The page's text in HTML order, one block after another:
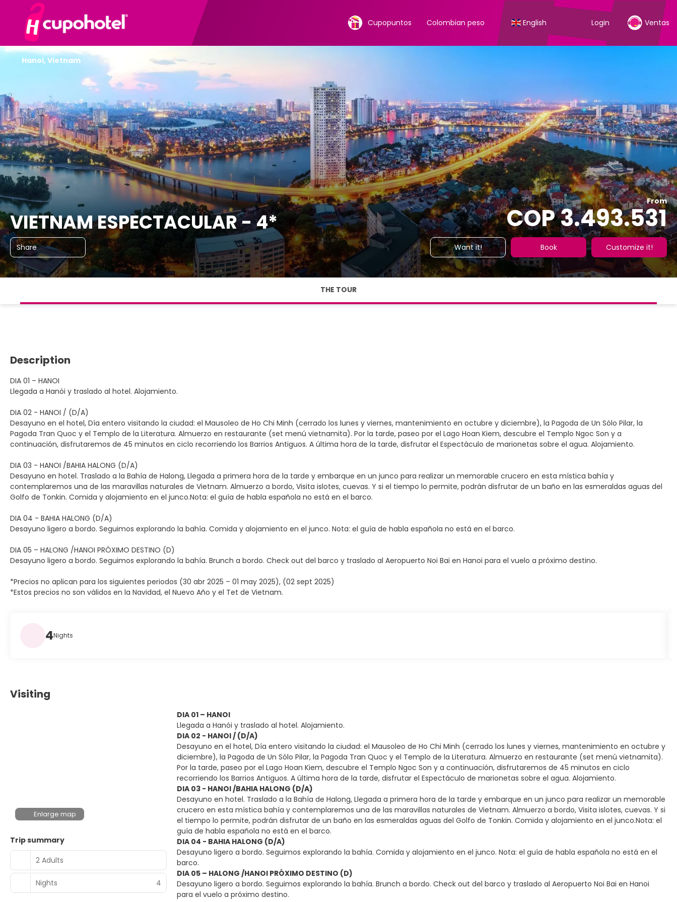
Cupopuntos Colombian peso English Login Ventas
VIETNAM ESPECTACULAR - 4*
From
COP 3.493.531
Share Want it! Book Customize it!
Hanoi, Vietnam
THE TOUR
Description
DIA 01 – HANOI
Llegada a Hanói y traslado al hotel. Alojamiento.
DIA 02 - HANOI / (D/A)
Desayuno en el hotel, Día entero visitando la ciudad: el Mausoleo de Ho Chi Minh (cerrado los lunes y viernes, mantenimiento en octubre y diciembre), la Pagoda de Un Sólo Pilar, la
Pagoda Tran Quoc y el Templo de la Literatura. Almuerzo en restaurante (set menú vietnamita). Por la tarde, paseo por el Lago Hoan Kiem, descubre el Templo Ngoc Son y a
continuación, disfrutaremos de 45 minutos en ciclo recorriendo los Barrios Antiguos. A última hora de la tarde, disfrutar el Espectáculo de marionetas sobre el agua. Alojamiento.
DIA 03 - HANOI /BAHIA HALONG (D/A)
Desayuno en hotel. Traslado a la Bahía de Halong, Llegada a primera hora de la tarde y embarque en un junco para realizar un memorable crucero en esta mística bahía y
contemplaremos una de las maravillas naturales de Vietnam. Almuerzo a bordo, Visita islotes, cuevas. Y si el tiempo lo permite, podrán disfrutar de un baño en las esmeraldas aguas del
Golfo de Tonkin. Comida y alojamiento en el junco.Nota: el guía de habla española no está en el barco.
DIA 04 - BAHIA HALONG (D/A)
Desayuno ligero a bordo. Seguimos explorando la bahía. Comida y alojamiento en el junco. Nota: el guía de habla española no está en el barco.
DIA 05 – HALONG /HANOI PRÓXIMO DESTINO (D)
Desayuno ligero a bordo. Seguimos explorando la bahía. Brunch a bordo. Check out del barco y traslado al Aeropuerto Noi Bai en Hanoi para el vuelo a próximo destino.
*Precios no aplican para los siguientes periodos (30 abr 2025 – 01 may 2025), (02 sept 2025)
*Estos precios no son válidos en la Navidad, el Nuevo Año y el Tet de Vietnam.
4Nights
Visiting
Enlarge map
Trip summary
2 Adults
Nights 4
DIA 01 – HANOI
Llegada a Hanói y traslado al hotel. Alojamiento.
DIA 02 - HANOI / (D/A)
Desayuno en el hotel, Día entero visitando la ciudad: el Mausoleo de Ho Chi Minh (cerrado los lunes y viernes, mantenimiento en octubre y
diciembre), la Pagoda de Un Sólo Pilar, la Pagoda Tran Quoc y el Templo de la Literatura. Almuerzo en restaurante (set menú vietnamita).
Por la tarde, paseo por el Lago Hoan Kiem, descubre el Templo Ngoc Son y a continuación, disfrutaremos de 45 minutos en ciclo
recorriendo los Barrios Antiguos. A última hora de la tarde, disfrutar el Espectáculo de marionetas sobre el agua. Alojamiento.
DIA 03 - HANOI /BAHIA HALONG (D/A)
Desayuno en hotel. Traslado a la Bahía de Halong, Llegada a primera hora de la tarde y embarque en un junco para realizar un memorable
crucero en esta mística bahía y contemplaremos una de las maravillas naturales de Vietnam. Almuerzo a bordo, Visita islotes, cuevas. Y si
el tiempo lo permite, podrán disfrutar de un baño en las esmeraldas aguas del Golfo de Tonkin. Comida y alojamiento en el junco.Nota: el
guía de habla española no está en el barco.
DIA 04 - BAHIA HALONG (D/A)
Desayuno ligero a bordo. Seguimos explorando la bahía. Comida y alojamiento en el junco. Nota: el guía de habla española no está en el
barco.
DIA 05 – HALONG /HANOI PRÓXIMO DESTINO (D)
Desayuno ligero a bordo. Seguimos explorando la bahía. Brunch a bordo. Check out del barco y traslado al Aeropuerto Noi Bai en Hanoi
para el vuelo a próximo destino.